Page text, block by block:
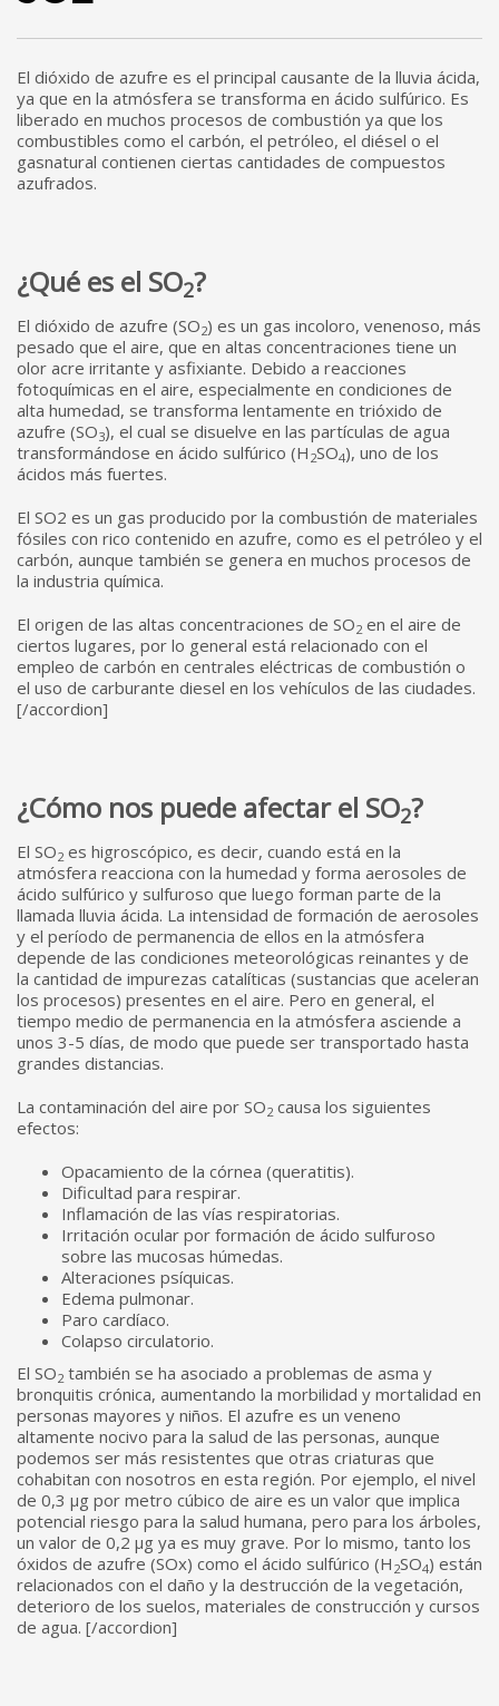
El dióxido de azufre es el principal causante de la lluvia ácida,
ya que en la atmósfera se transforma en ácido sulfúrico. Es
liberado en muchos procesos de combustión ya que los
combustibles como el carbón, el petróleo, el diésel o el
gasnatural contienen ciertas cantidades de compuestos
azufrados.
¿Qué es el SO2?
El dióxido de azufre (SO2) es un gas incoloro, venenoso, más
pesado que el aire, que en altas concentraciones tiene un
olor acre irritante y asfixiante. Debido a reacciones
fotoquímicas en el aire, especialmente en condiciones de
alta humedad, se transforma lentamente en trióxido de
azufre (SO3), el cual se disuelve en las partículas de agua
transformándose en ácido sulfúrico (H 2SO4), uno de los
ácidos más fuertes.
El SO2 es un gas producido por la combustión de materiales
fósiles con rico contenido en azufre, como es el petróleo y el
carbón, aunque también se genera en muchos procesos de
la industria química.
El origen de las altas concentraciones de SO2 en el aire de
ciertos lugares, por lo general está relacionado con el
empleo de carbón en centrales eléctricas de combustión o
el uso de carburante diesel en los vehículos de las ciudades.
[/accordion]
¿Cómo nos puede afectar el SO2?
El SO2 es higroscópico, es decir, cuando está en la
atmósfera reacciona con la humedad y forma aerosoles de
ácido sulfúrico y sulfuroso que luego forman parte de la
llamada lluvia ácida. La intensidad de formación de aerosoles
y el período de permanencia de ellos en la atmósfera
depende de las condiciones meteorológicas reinantes y de
la cantidad de impurezas catalíticas (sustancias que aceleran
los procesos) presentes en el aire. Pero en general, el
tiempo medio de permanencia en la atmósfera asciende a
unos 3-5 días, de modo que puede ser transportado hasta
grandes distancias.
La contaminación del aire por SO2 causa los siguientes
efectos:
Opacamiento de la córnea (queratitis).
Dificultad para respirar.
Inflamación de las vías respiratorias.
Irritación ocular por formación de ácido sulfuroso
sobre las mucosas húmedas.
Alteraciones psíquicas.
Edema pulmonar.
Paro cardíaco.
Colapso circulatorio.
El SO2 también se ha asociado a problemas de asma y
bronquitis crónica, aumentando la morbilidad y mortalidad en
personas mayores y niños. El azufre es un veneno
altamente nocivo para la salud de las personas, aunque
podemos ser más resistentes que otras criaturas que
cohabitan con nosotros en esta región. Por ejemplo, el nivel
de 0,3 µg por metro cúbico de aire es un valor que implica
potencial riesgo para la salud humana, pero para los árboles,
un valor de 0,2 µg ya es muy grave. Por lo mismo, tanto los
óxidos de azufre (SOx) como el ácido sulfúrico (H 2SO4) están
relacionados con el daño y la destrucción de la vegetación,
deterioro de los suelos, materiales de construcción y cursos
de agua. [/accordion]